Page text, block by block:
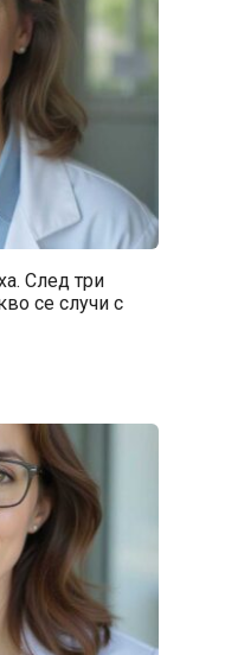
След три
се случи с